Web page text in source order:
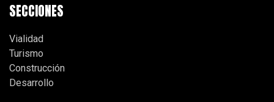
SECCIONES
Vialidad
Turismo
Construcción
Desarrollo